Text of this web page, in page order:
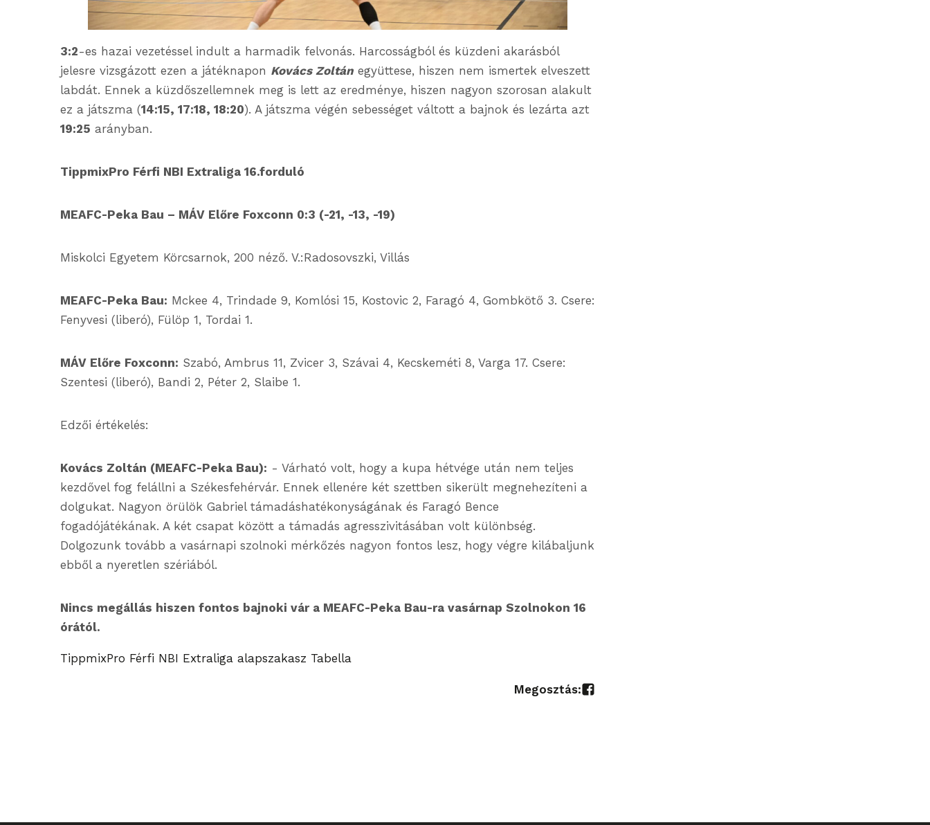
3:2-es hazai vezetéssel indult a harmadik felvonás. Harcosságból és küzdeni akarásból
jelesre vizsgázott ezen a játéknapon Kovács Zoltán együttese, hiszen nem ismertek elveszett
labdát. Ennek a küzdőszellemnek meg is lett az eredménye, hiszen nagyon szorosan alakult
ez a játszma (14:15, 17:18, 18:20). A játszma végén sebességet váltott a bajnok és lezárta azt
19:25 arányban.
TippmixPro Férfi NBI Extraliga 16.forduló
MEAFC-Peka Bau – MÁV Előre Foxconn 0:3 (-21, -13, -19)
Miskolci Egyetem Körcsarnok, 200 néző. V.:Radosovszki, Villás
MEAFC-Peka Bau: Mckee 4, Trindade 9, Komlósi 15, Kostovic 2, Faragó 4, Gombkötő 3. Csere:
Fenyvesi (liberó), Fülöp 1, Tordai 1.
MÁV Előre Foxconn: Szabó, Ambrus 11, Zvicer 3, Szávai 4, Kecskeméti 8, Varga 17. Csere:
Szentesi (liberó), Bandi 2, Péter 2, Slaibe 1.
Edzői értékelés:
Kovács Zoltán (MEAFC-Peka Bau): - Várható volt, hogy a kupa hétvége után nem teljes
kezdővel fog felállni a Székesfehérvár. Ennek ellenére két szettben sikerült megnehezíteni a
dolgukat. Nagyon örülök Gabriel támadáshatékonyságának és Faragó Bence
fogadójátékának. A két csapat között a támadás agresszivitásában volt különbség.
Dolgozunk tovább a vasárnapi szolnoki mérkőzés nagyon fontos lesz, hogy végre kilábaljunk
ebből a nyeretlen szériából.
Nincs megállás hiszen fontos bajnoki vár a MEAFC-Peka Bau-ra vasárnap Szolnokon 16
órától.
TippmixPro Férfi NBI Extraliga alapszakasz Tabella
Megosztás: